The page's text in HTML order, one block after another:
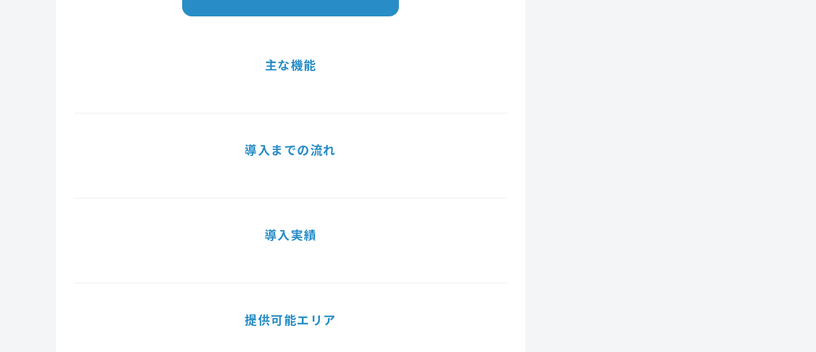
主な機能
導入までの流れ
導入実績
提供可能エリア